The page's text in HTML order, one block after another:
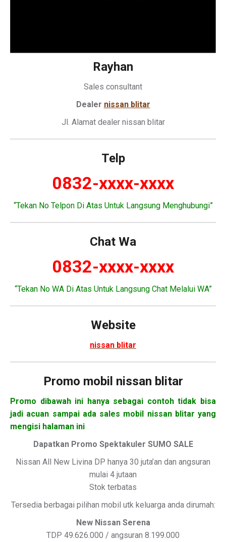
Rayhan
Sales consultant
Dealer nissan blitar
Jl. Alamat dealer nissan blitar
Telp
0832-xxxx-xxxx
“Tekan No Telpon Di Atas Untuk Langsung Menghubungi”
Chat Wa
0832-xxxx-xxxx
“Tekan No WA Di Atas Untuk Langsung Chat Melalui WA”
Website
nissan blitar
Promo mobil nissan blitar
Promo dibawah ini hanya sebagai contoh tidak bisa
jadi acuan sampai ada sales mobil nissan blitar yang
mengisi halaman ini
Dapatkan Promo Spektakuler SUMO SALE
Nissan All New Livina DP hanya 30 juta’an dan angsuran
mulai 4 jutaan
Stok terbatas
Tersedia berbagai pilihan mobil utk keluarga anda dirumah:
New Nissan Serena
TDP 49.626.000 / angsuran 8.199.000